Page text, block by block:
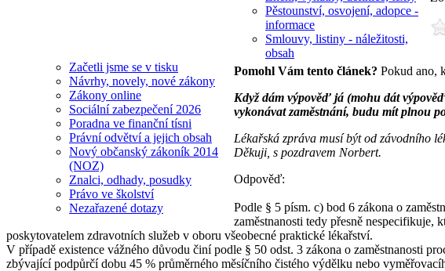
Pěstounství, osvojení, adopce -
informace
Smlouvy, listiny - náležitosti,
obsah
Začetli jsme se v tisku
Návrhy, novely, nové zákony
Zákony online
Sociální zabezpečení 2026
Poradna ve finanční tísni
Právní odvětví a jejich obsah
Nový občanský zákoník 2014
(NOZ)
Znalci, odhady, posudky
Právo ve školství
Nezařazené dotazy
Pomohl Vám tento článek? Pokud ano,
Když dám výpověď já (mohu dát
vykonávat zaměstnání, budu mít plnou
Lékařská zpráva musí být od závodního
Děkuji, s pozdravem Norbert.
Odpověď:
Podle § 5 písm. c) bod 6 zákona o
zaměstnanosti tedy přesně nespecifikuje,
poskytovatelem zdravotních služeb v oboru všeobecné praktické lékařství.
V případě existence vážného důvodu činí podle § 50 odst. 3 zákona o zaměstnanosti
zbývající podpůrčí dobu 45 % průměrného měsíčního čistého výdělku nebo